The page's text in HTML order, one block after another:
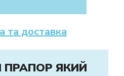
та доставка
ЯКИЙ